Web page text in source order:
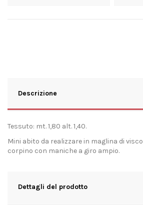
Descrizione
Tessuto: mt. 1,80 alt. 1,40.
Mini abito da realizzare in maglina di
corpino con maniche a giro ampio.
Dettagli del prodotto